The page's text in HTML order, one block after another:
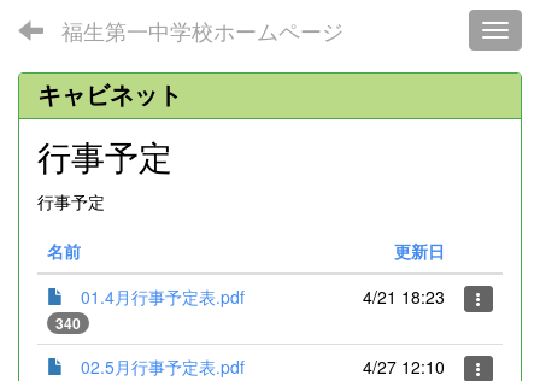
福生第一中学校ホームページ
キャビネット
行事予定
行事予定
名前
更新日
01.4月行事予定表.pdf
340
4/21 18:23
02.5月行事予定表.pdf 4/27 12:10